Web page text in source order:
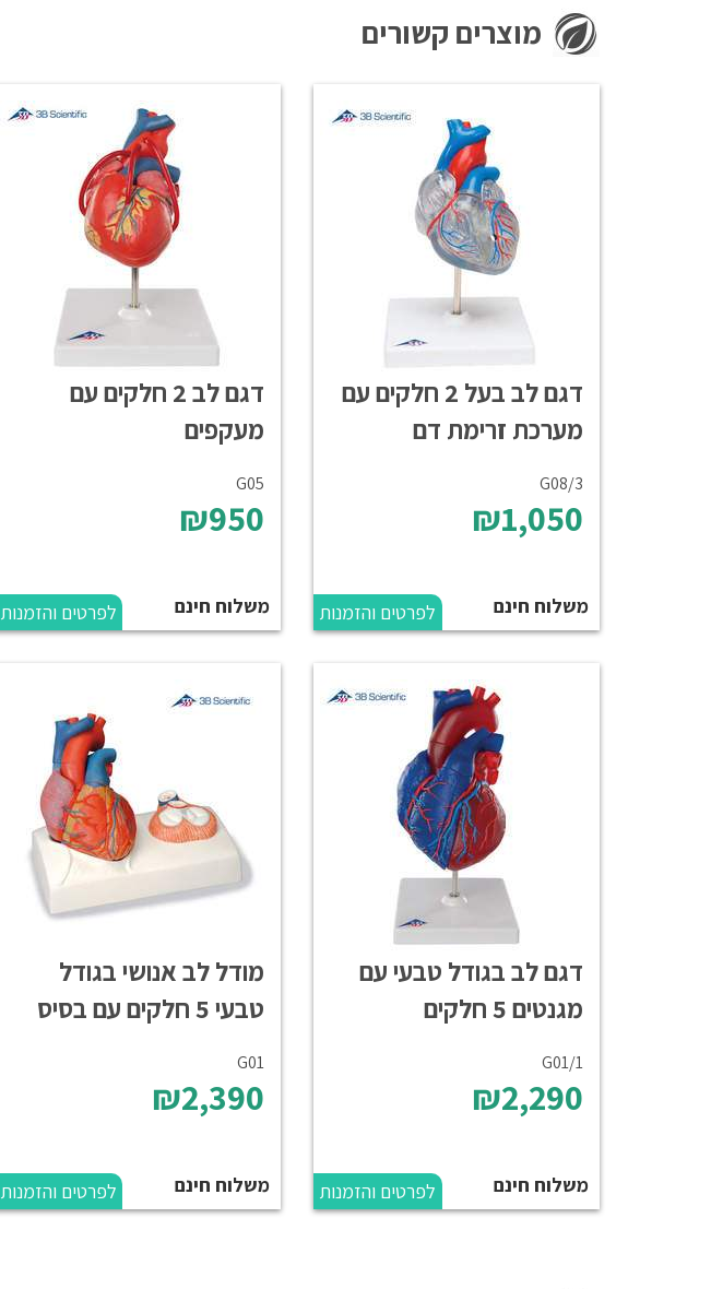
מוצרים קשורים
דגם לב בעל 2 חלקים עם
מערכת זרימת דם
G08/3
₪1,050
משלוח חינם לפרטים והזמנות
דגם לב 2 חלקים עם
מעקפים
G05
₪950
משלוח חינם לפרטים והזמנות
דגם לב בגודל טבעי עם
מגנטים 5 חלקים
G01/1
₪2,290
משלוח חינם לפרטים והזמנות
מודל לב אנושי בגודל
טבעי 5 חלקים עם בסיס
G01
₪2,390
משלוח חינם לפרטים והזמנות